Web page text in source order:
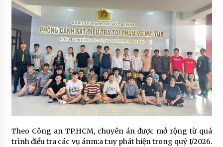
Theo Công an TP.HCM, chuyên án được mở rộng từ quá
trình điều tra các vụ ánm:a t:uy phát hiện trong quý I/2026.